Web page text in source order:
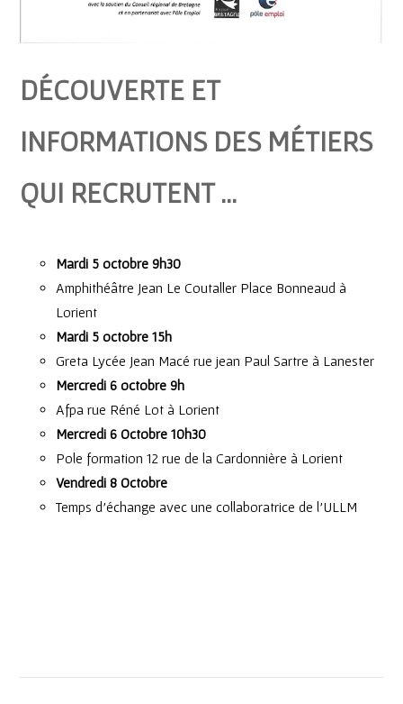
DÉCOUVERTE ET
INFORMATIONS DES MÉTIERS
QUI RECRUTENT …
Mardi 5 octobre 9h30
Amphithéâtre Jean Le Coutaller Place Bonneaud à
Lorient
Mardi 5 octobre 15h
Greta Lycée Jean Macé rue jean Paul Sartre à Lanester
Mercredi 6 octobre 9h
Afpa rue Réné Lot à Lorient
Mercredi 6 Octobre 10h30
Pole formation 12 rue de la Cardonnière à Lorient
Vendredi 8 Octobre
Temps d’échange avec une collaboratrice de l’ULLM